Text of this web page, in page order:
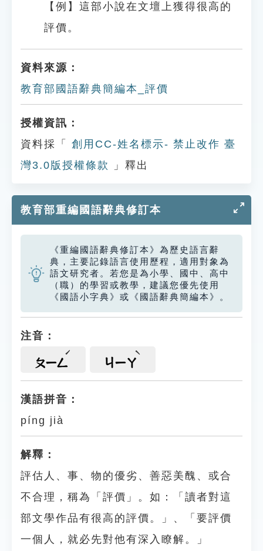
【例】這部小說在文壇上獲得很高的
評價。
資料來源：
教育部國語辭典簡編本_評價
授權資訊：
資料採「
創用CC-姓名標示- 禁止改作 臺
灣3.0版授權條款
」釋出
教育部重編國語辭典修訂本
《重編國語辭典修訂本》為歷史語言辭
典，主要記錄語言使用歷程，適用對象為
語文研究者。若您是為小學、國中、高中
（職）的學習或教學，建議您優先使用
《國語小字典》或《國語辭典簡編本》。
注音：
ㄆㄧㄥ ㄐㄧㄚ
漢語拼音：
píng jià
解釋：
評估人、事、物的優劣、善惡美醜、或合
不合理，稱為「評價」。如：「讀者對這
部文學作品有很高的評價。」、「要評價
一個人，就必先對他有深入瞭解。」